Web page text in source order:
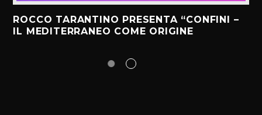
ROCCO TARANTINO PRESENTA “CONFINI –
IL MEDITERRANEO COME ORIGINE